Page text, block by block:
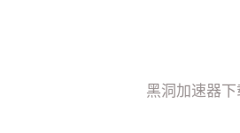
黑洞加速器下